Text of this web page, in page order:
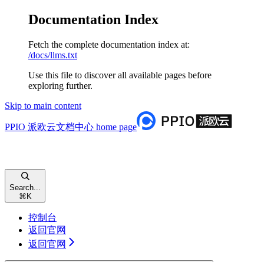
Documentation Index
Fetch the complete documentation index at:
/docs/llms.txt
Use this file to discover all available pages before
exploring further.
Skip to main content
PPIO 派欧云文档中心 home page
Search...
⌘ K
控制台
返回官网
返回官网